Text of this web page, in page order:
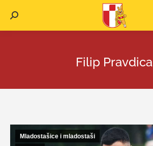
Search:
Filip Pravdica
Mladostašice i mladostaši